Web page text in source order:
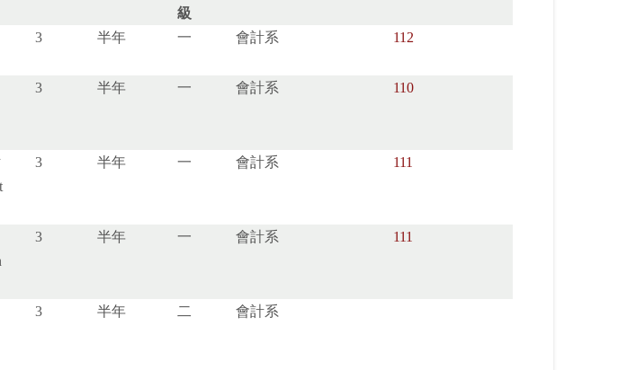
級
3 半年 一 會計系 112
3 半年 一 會計系 110
3 半年 一 會計系 111
3 半年 一 會計系 111
3 半年 二 會計系